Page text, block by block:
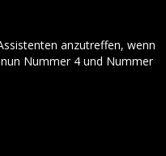
anzutreffen, wenn
Nummer 4 und Nummer